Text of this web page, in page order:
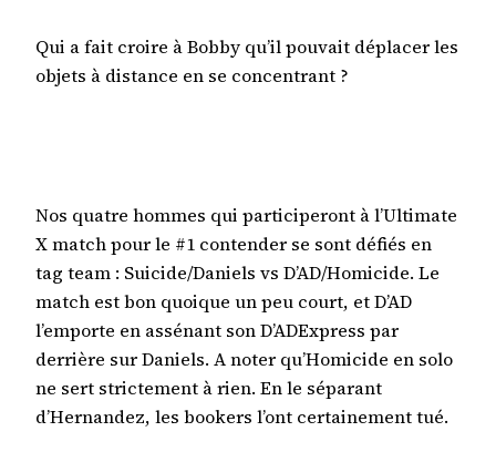
Qui a fait croire à Bobby qu’il pouvait déplacer les
objets à distance en se concentrant ?
Nos quatre hommes qui participeront à l’Ultimate
X match pour le #1 contender se sont défiés en
tag team : Suicide/Daniels vs D’AD/Homicide. Le
match est bon quoique un peu court, et D’AD
l’emporte en assénant son D’ADExpress par
derrière sur Daniels. A noter qu’Homicide en solo
ne sert strictement à rien. En le séparant
d’Hernandez, les bookers l’ont certainement tué.